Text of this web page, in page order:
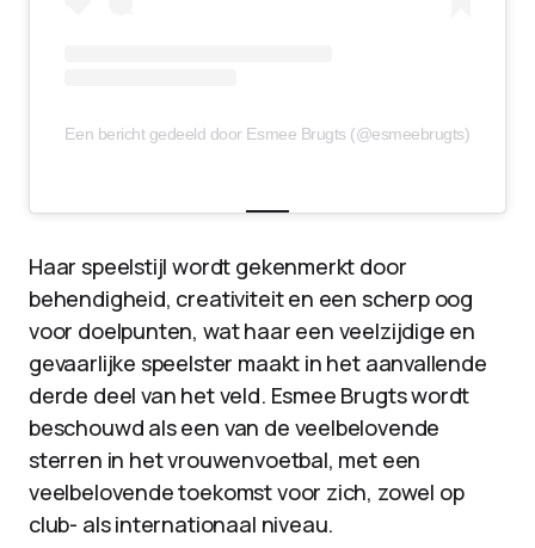
Een bericht gedeeld door Esmee Brugts (@esmeebrugts)
Haar speelstijl wordt gekenmerkt door
behendigheid, creativiteit en een scherp oog
voor doelpunten, wat haar een veelzijdige en
gevaarlijke speelster maakt in het aanvallende
derde deel van het veld. Esmee Brugts wordt
beschouwd als een van de veelbelovende
sterren in het vrouwenvoetbal, met een
veelbelovende toekomst voor zich, zowel op
club- als internationaal niveau.